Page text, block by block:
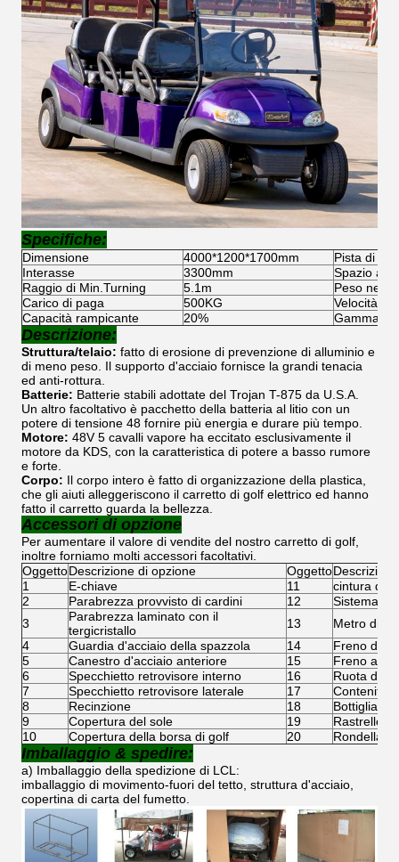
Specifiche:
Dimensione 4000*1200*1700mm
Pista di F/R
Interasse
3300mm
Spazio al
Raggio di Min.Turning
5.1m
Peso netto
Carico di paga
500KG
Velocità di
Capacità rampicante
20% Gamma
Descrizione:
Struttura/telaio: fatto di erosione di prevenzione di alluminio e
di meno peso. Il supporto d'acciaio fornisce la grandi tenacia
ed anti-rottura.
Batterie: Batterie stabili adottate del Trojan T-875 da U.S.A.
Un altro facoltativo è pacchetto della batteria al litio con un
potere di tensione 48 fornire più energia e durare più tempo.
Motore: 48V 5 cavalli vapore ha eccitato esclusivamente il
motore da KDS, con la caratteristica di potere a basso rumore
e forte.
Corpo: Il corpo intero è fatto di organizzazione della plastica,
che gli aiuti alleggeriscono il carretto di golf elettrico ed hanno
fatto il carretto guarda la bellezza.
Accessori di opzione
Per aumentare il valore di vendite del nostro carretto di golf,
inoltre forniamo molti accessori facoltativi.
OggettoDescrizione di opzione Oggetto
1
E-chiave 11
cintura di
2
Parabrezza provvisto di cardini 12
Sistema
3
Parabrezza laminato con il
tergicristallo
13
Metro di
4
Guardia d'acciaio della spazzola 14
Freno di
5
Canestro d'acciaio anteriore 15
Freno a
6
Specchietto retrovisore interno 16
Ruota di
7
Specchietto retrovisore laterale 17
8
Recinzione 18
Bottiglia
9
Copertura del sole 19
Rastrello
10
Copertura della borsa di golf 20 Rondella
Imballaggio & spedire:
a) Imballaggio della spedizione di LCL:
imballaggio di movimento-fuori del tetto, struttura d'acciaio,
copertina di carta del fumetto.